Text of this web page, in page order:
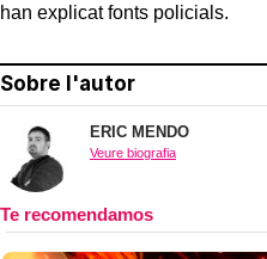
han explicat fonts policials.
Sobre l'autor
ERIC MENDO
Veure biografia